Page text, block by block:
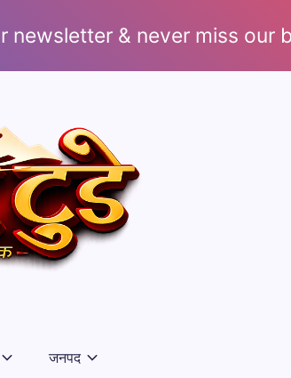
newsletter & never miss our
जनपद